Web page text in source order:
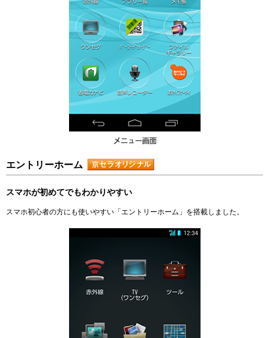
エントリーホーム
スマホが初めてでもわかりやすい
スマホ初心者の方にも使いやすい「エントリーホーム」を搭載しました。